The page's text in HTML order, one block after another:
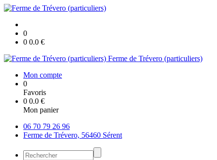
0
0 0.0 €
Ferme de Trévero (particuliers)
Mon compte
0
Favoris
0 0.0 €
Mon panier
06 70 79 26 96
Ferme de Trévero, 56460 Sérent